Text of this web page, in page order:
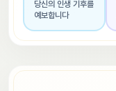
당신의 인생 기후를
예보합니다